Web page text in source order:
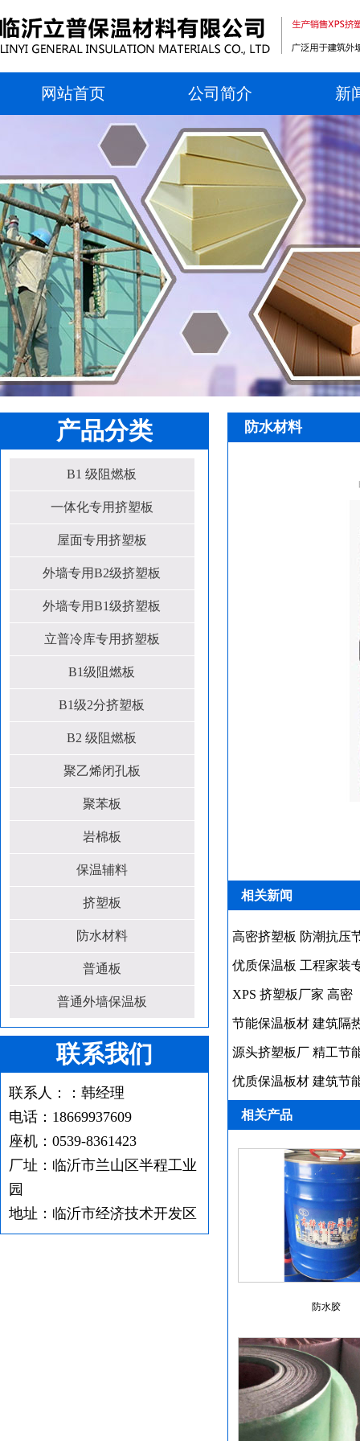
网站首页 公司简介 新
产品分类
B1 级阻燃板
一体化专用挤塑板
屋面专用挤塑板
外墙专用B2级挤塑板
外墙专用B1级挤塑板
立普冷库专用挤塑板
B1级阻燃板
B1级2分挤塑板
B2 级阻燃板
聚乙烯闭孔板
聚苯板
岩棉板
保温辅料
挤塑板
防水材料
普通板
普通外墙保温板
联系我们
联系人：：韩经理
电话：18669937609
座机：0539-8361423
厂址：临沂市兰山区半程工业
园
地址：临沂市经济技术开发区
防水材料
相关新闻
高密挤塑板 防潮抗压
优质保温板 工程家装
XPS 挤塑板厂家 高密
节能保温板材 建筑隔
源头挤塑板厂 精工节
优质保温板材 建筑节
相关产品
防水胶